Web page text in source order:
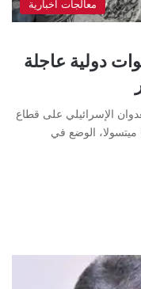
معالجات اخبارية
دولية عاجلة
الإسرائيلي على قطاع
ميتسولا، الوضع في